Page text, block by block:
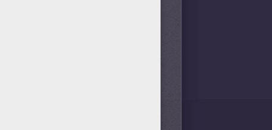
ordenador. ¡Ahorra papel
un artista y pinta este
imprimir tu dibujo!